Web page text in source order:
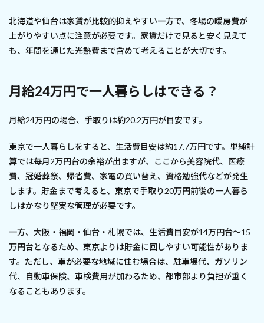
北海道や仙台は家賃が比較的抑えやすい一方で、冬場の暖房費が
上がりやすい点に注意が必要です。家賃だけで見ると安く見えて
も、年間を通じた光熱費まで含めて考えることが大切です。
月給24万円で一人暮らしはできる？
月給24万円の場合、手取りは約20.2万円が目安です。
東京で一人暮らしをすると、生活費目安は約17.7万円です。単純計
算では毎月2万円台の余裕が出ますが、ここから美容院代、医療
費、冠婚葬祭、帰省費、家電の買い替え、資格勉強代などが発生
します。貯金まで考えると、東京で手取り20万円前後の一人暮ら
しはかなり堅実な管理が必要です。
一方、大阪・福岡・仙台・札幌では、生活費目安が14万円台〜15
万円台となるため、東京よりは貯金に回しやすい可能性がありま
す。ただし、車が必要な地域に住む場合は、駐車場代、ガソリン
代、自動車保険、車検費用が加わるため、都市部より負担が重く
なることもあります。